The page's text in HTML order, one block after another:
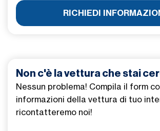
RICHIEDI
Non c'è la vettura che stai
Nessun problema! Compila il form
informazioni della vettura di tuo
ricontatteremo noi!